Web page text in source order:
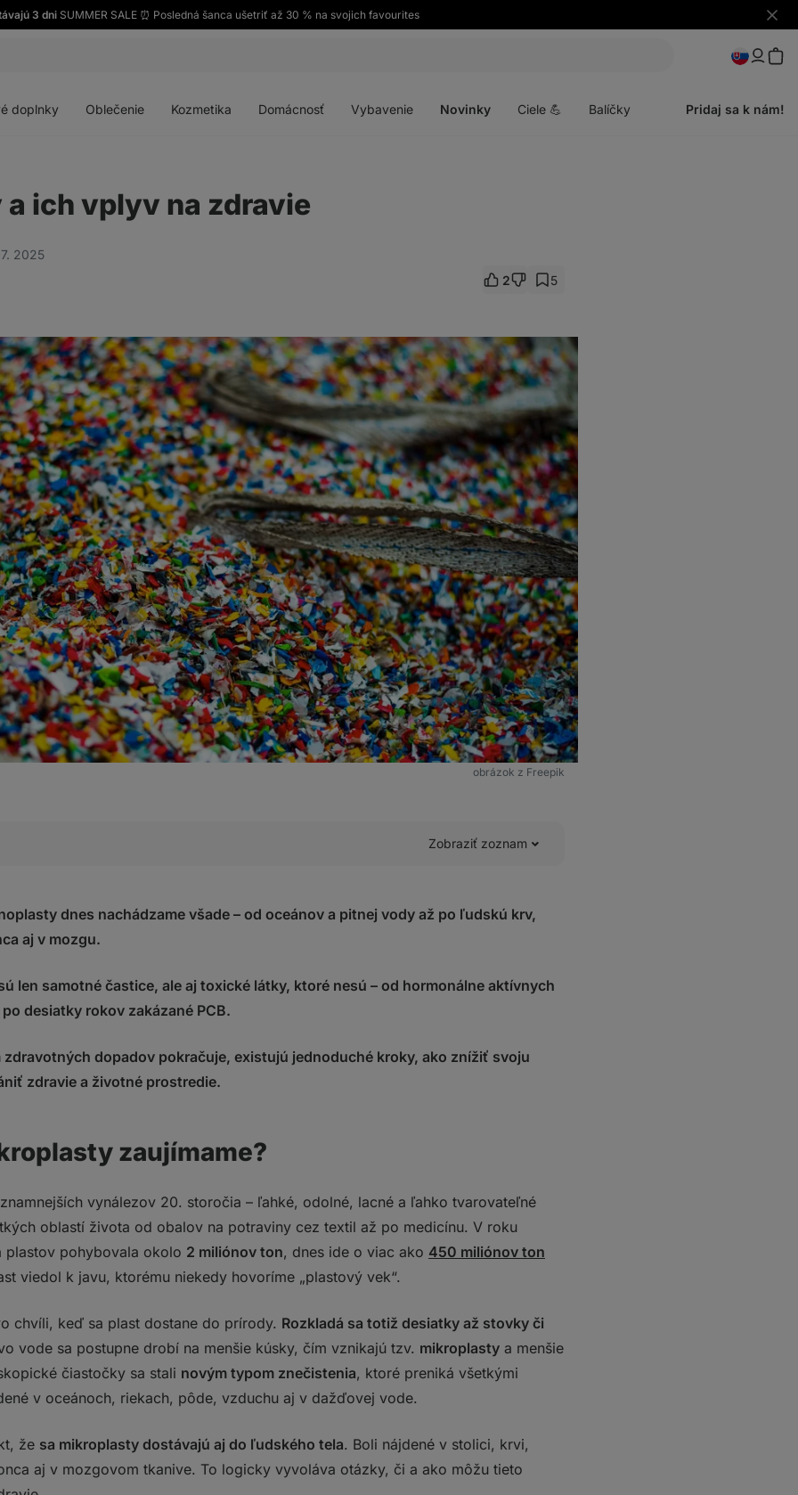
3 dni SUMMER SALE ⏰ Posledná šanca ušetriť až 30 % na svojich favourites
Skryť
doplnky Oblečenie Kozmetika Domácnosť Vybavenie Novinky Ciele 💪 Balíčky Pridaj sa k nám!
ich vplyv na zdravie
2025
2 5
obrázok z Freepik
Zobraziť zoznam
do ľudského tela?
možné riziká
toxických látok
za potenciálne riziko u ľudí?
prísad
a mikrobiómu
oxidačného stresu
nielen pri stravovaní?
a certifikácia
ekonomiky
dnes nachádzame všade – od oceánov a pitnej vody až po ľudskú krv,
aj v mozgu.
len samotné častice, ale aj toxické látky, ktoré nesú – od hormonálne aktívnych
desiatky rokov zakázané PCB.
zdravotných dopadov pokračuje, existujú jednoduché kroky, ako znížiť svoju
zdravie a životné prostredie.
zaujímame?
vynálezov 20. storočia – ľahké, odolné, lacné a ľahko tvarovateľné
oblastí života od obalov na potraviny cez textil až po medicínu. V roku
plastov pohybovala okolo 2 miliónov ton, dnes ide o viac ako 450 miliónov ton
viedol k javu, ktorému niekedy hovoríme „plastový vek“.
chvíli, keď sa plast dostane do prírody. Rozkladá sa totiž desiatky až stovky či
vode sa postupne drobí na menšie kúsky, čím vznikajú tzv. mikroplasty a menšie
čiastočky sa stali novým typom znečistenia, ktoré preniká všetkými
v oceánoch, riekach, pôde, vzduchu aj v dažďovej vode.
že sa mikroplasty dostávajú aj do ľudského tela. Boli nájdené v stolici, krvi,
aj v mozgovom tkanive. To logicky vyvoláva otázky, či a ako môžu tieto